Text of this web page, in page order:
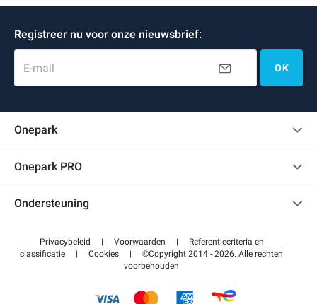
Registreer nu voor onze nieuwsbrief:
E-mail OK
Onepark
Onepark PRO
Word partner van Onepark
Ondersteuning
Helpcentrum
Betalen voor parkeren FLOW
Privacybeleid | Voorwaarden |
Referentiecriteria en
classificatie
| Cookies |
©Copyright 2014 - 2026. Alle rechten
voorbehouden